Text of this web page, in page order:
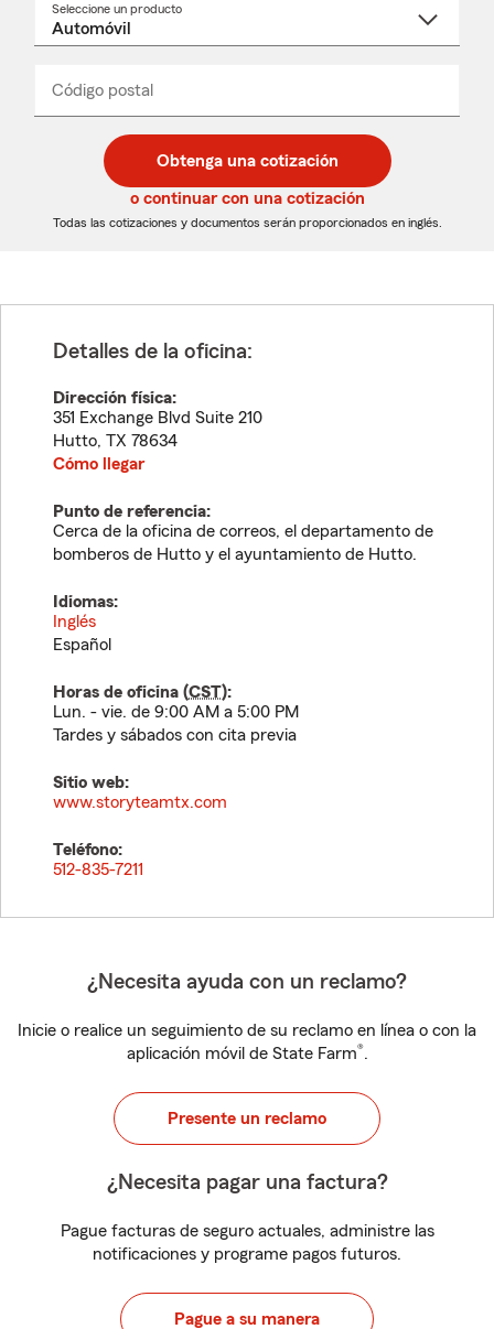
Seleccione un producto
desplegable
Código postal
de
5
dígitos
de
5
dígitos
_____
Obtenga una cotización
o continuar con una cotización
Todas las cotizaciones y documentos serán proporcionados en inglés.
Detalles de la oficina:
Dirección física:
351 Exchange Blvd Suite 210
Hutto, TX 78634
Cómo llegar
Punto de referencia:
Cerca de la oficina de correos, el departamento de
bomberos de Hutto y el ayuntamiento de Hutto.
Idiomas:
Inglés
Español
Horas de oficina (CST):
Lun. - vie. de 9:00 AM a 5:00 PM
Tardes y sábados con cita previa
Sitio web:
www.storyteamtx.com
Teléfono:
512-835-7211
¿Necesita ayuda con un reclamo?
Inicie o realice un seguimiento de su reclamo en línea o con la
aplicación móvil de State Farm®.
Presente un reclamo
¿Necesita pagar una factura?
Pague facturas de seguro actuales, administre las
notificaciones y programe pagos futuros.
Pague a su manera